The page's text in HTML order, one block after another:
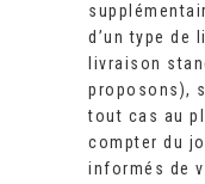
d’un type de
livraison
proposons),
tout cas au
compter du
informés de